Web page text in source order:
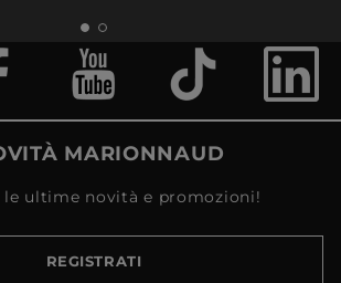
MARIONNAUD
ultime novità e promozioni!
REGISTRATI